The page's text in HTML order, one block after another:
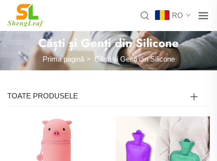
RO
Căști și Genți din Silicone
Prima pagină > Căști și Genți din Silicone
TOATE PRODUSELE